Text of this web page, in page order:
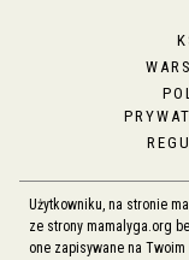
Użytkowniku, na stronie
ze strony mamalyga.org
one zapisywane na